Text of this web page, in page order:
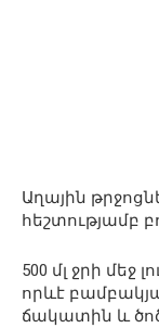
Աղային
հեշտությամբ
500 մլ ջրի մեջ
որևէ
ճակատին և